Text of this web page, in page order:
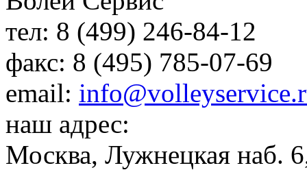
тел: 8 (499) 246-84-12
факс: 8 (495) 785-07-69
email:
наш адрес:
Москва, Лужнецкая наб.